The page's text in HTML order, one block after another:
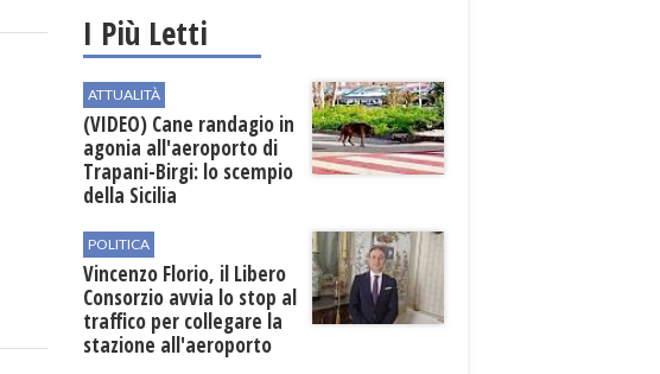
I Più Letti
ATTUALITÀ
(VIDEO) Cane randagio in
agonia all'aeroporto di
Trapani-Birgi: lo scempio
della Sicilia
POLITICA
Vincenzo Florio, il Libero
Consorzio avvia lo stop al
traffico per collegare la
stazione all'aeroporto